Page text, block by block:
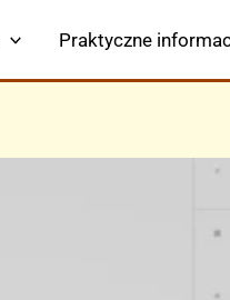
Praktyczne